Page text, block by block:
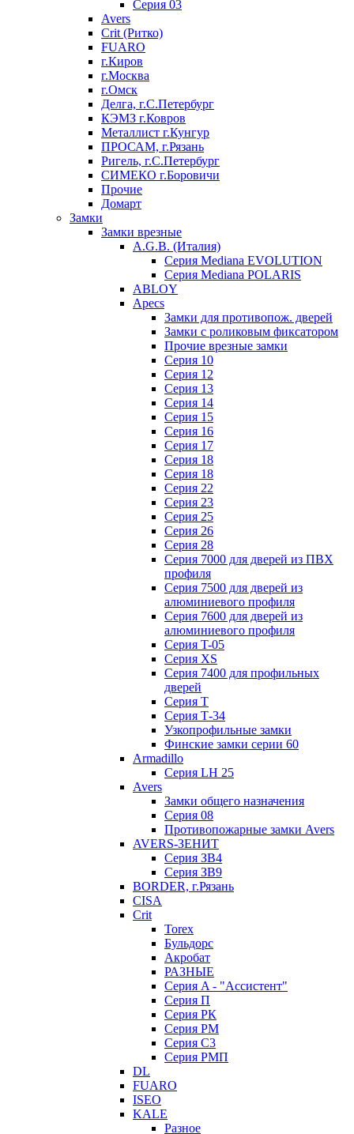
Серия 03
Avers
Crit (Ритко)
FUARO
г.Киров
г.Москва
г.Омск
Делга, г.С.Петербург
КЭМЗ г.Ковров
Металлист г.Кунгур
ПРОСАМ, г.Рязань
Ригель, г.С.Петербург
СИМЕКО г.Боровичи
Прочие
Домарт
Замки
Замки врезные
A.G.B. (Италия)
Серия Mediana EVOLUTION
Серия Mediana POLARIS
ABLOY
Apecs
Замки для противопож. дверей
Замки с роликовым фиксатором
Прочие врезные замки
Серия 10
Серия 12
Серия 13
Серия 14
Серия 15
Серия 16
Серия 17
Серия 18
Серия 18
Серия 22
Серия 23
Серия 25
Серия 26
Серия 28
Серия 7000 для дверей из ПВХ
профиля
Серия 7500 для дверей из
алюминиевого профиля
Серия 7600 для дверей из
алюминиевого профиля
Серия T-05
Серия XS
Серия 7400 для профильных
дверей
Серия Т
Серия Т-34
Узкопрофильные замки
Финские замки серии 60
Armadillo
Серия LH 25
Avers
Замки общего назначения
Серия 08
Противопожарные замки Avers
AVERS-ЗЕНИТ
Серия ЗВ4
Серия ЗВ9
BORDER, г.Рязань
CISA
Crit
Torex
Бульдорс
Акробат
РАЗНЫЕ
Серия A - "Ассистент"
Серия П
Серия РК
Серия РМ
Серия С3
Серия РМП
DL
FUARO
ISEO
KALE
Разное